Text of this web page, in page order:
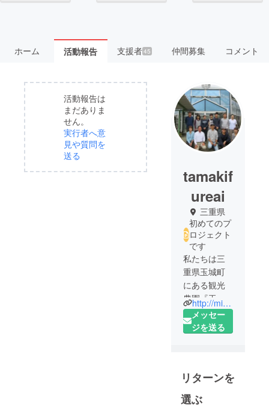
ホーム 活動報告 支援者45 仲間募集 コメント
活動報告は
まだありま
せん。
実行者へ意
見や質問を
送る
tamakif
ureai
三重県
初めてのプ
ロジェクト
です
私たちは三
重県玉城町
にある観光
農園『玉城
ふれあい農
園』です。
の時期には
イチゴ狩り
を楽しんで
http://mieichigo.blog.fc2.com/
メッセー
ジを送る
リターンを
選ぶ